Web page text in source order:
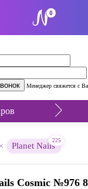
Менеджер свяжется с
0
Planet Nails
225
Cosmic №976